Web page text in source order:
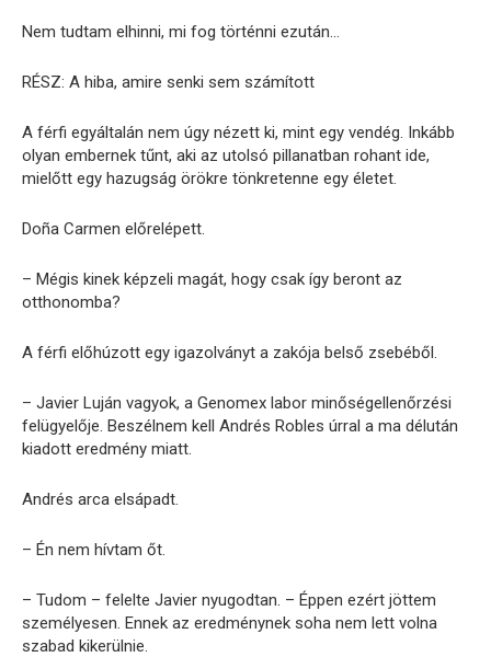
Nem tudtam elhinni, mi fog történni ezután…
RÉSZ: A hiba, amire senki sem számított
A férfi egyáltalán nem úgy nézett ki, mint egy vendég. Inkább
olyan embernek tűnt, aki az utolsó pillanatban rohant ide,
mielőtt egy hazugság örökre tönkretenne egy életet.
Doña Carmen előrelépett.
– Mégis kinek képzeli magát, hogy csak így beront az
otthonomba?
A férfi előhúzott egy igazolványt a zakója belső zsebéből.
– Javier Luján vagyok, a Genomex labor minőségellenőrzési
felügyelője. Beszélnem kell Andrés Robles úrral a ma délután
kiadott eredmény miatt.
Andrés arca elsápadt.
– Én nem hívtam őt.
– Tudom – felelte Javier nyugodtan. – Éppen ezért jöttem
személyesen. Ennek az eredménynek soha nem lett volna
szabad kikerülnie.